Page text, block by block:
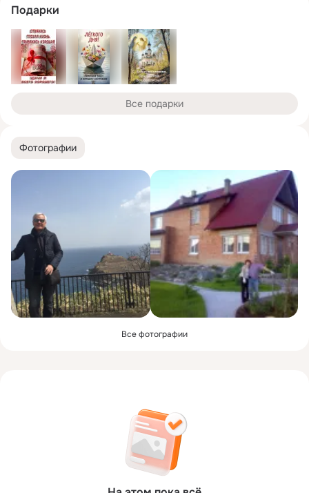
Фотографии
Все фотографии
Подарки
Все подарки